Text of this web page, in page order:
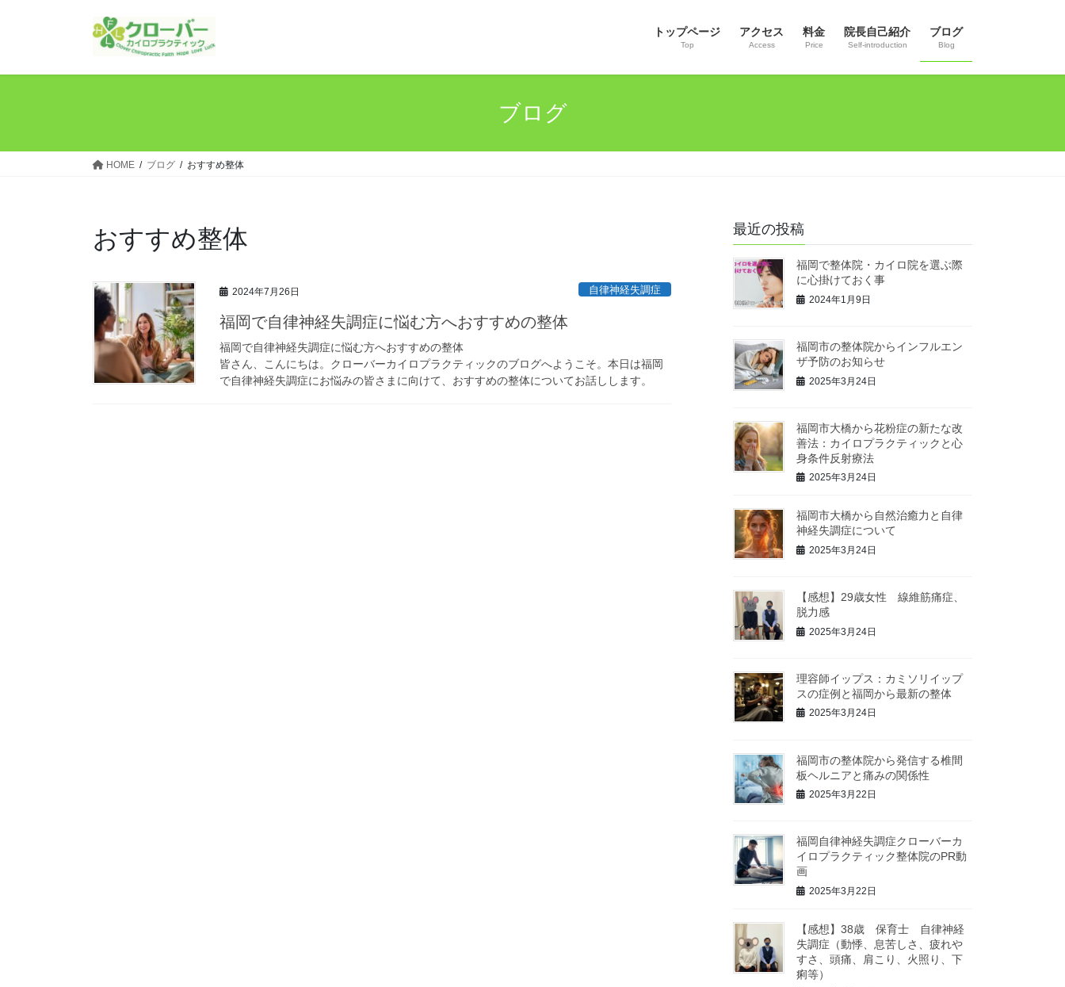
トップページ
Top
アクセス
Access
料金
Price
院長自己紹介
Self-introduction
ブログ
Blog
ブログ
HOME ブログ おすすめ整体
おすすめ整体
2024年7月26日 自律神経失調症
福岡で自律神経失調症に悩む方へおすすめの整体
福岡で自律神経失調症に悩む方へおすすめの整体
皆さん、こんにちは。クローバーカイロプラクティックのブログへようこそ。本日は福岡
で自律神経失調症にお悩みの皆さまに向けて、おすすめの整体についてお話しします。
最近の投稿
福岡で整体院・カイロ院を選ぶ際
に心掛けておく事
2024年1月9日
福岡市の整体院からインフルエン
ザ予防のお知らせ
2025年3月24日
福岡市大橋から花粉症の新たな改
善法：カイロプラクティックと心
身条件反射療法
2025年3月24日
福岡市大橋から自然治癒力と自律
神経失調症について
2025年3月24日
【感想】29歳女性 線維筋痛症、
脱力感
2025年3月24日
理容師イップス：カミソリイップ
スの症例と福岡から最新の整体
2025年3月24日
福岡市の整体院から発信する椎間
板ヘルニアと痛みの関係性
2025年3月22日
福岡自律神経失調症クローバーカ
イロプラクティック整体院のPR動
画
2025年3月22日
【感想】38歳 保育士 自律神経
失調症（動悸、息苦しさ、疲れや
すさ、頭痛、肩こり、火照り、下
痢等）